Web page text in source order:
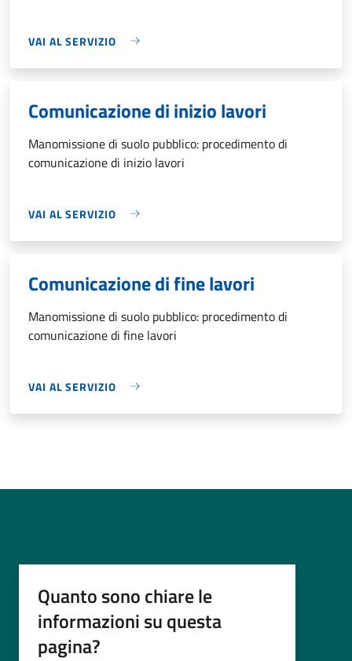
VAI AL SERVIZIO
Comunicazione di inizio lavori
Manomissione di suolo pubblico: procedimento di
comunicazione di inizio lavori
VAI AL SERVIZIO
Comunicazione di fine lavori
Manomissione di suolo pubblico: procedimento di
comunicazione di fine lavori
VAI AL SERVIZIO
Quanto sono chiare le
informazioni su questa
pagina?